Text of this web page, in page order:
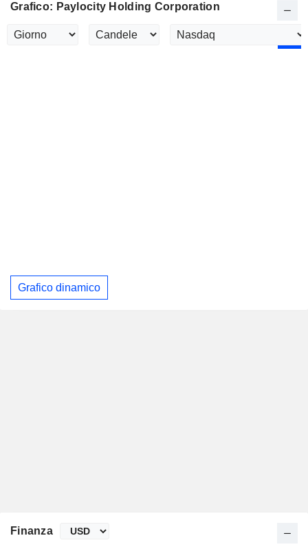
Grafico: Paylocity Holding Corporation
Grafico dinamico
Finanza